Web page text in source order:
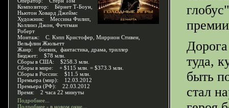
Композитор: Бёрнет Т-Боун,
Ньютон Ховард Джеймс
Художник: Мессина Филип,
Коллинз Джон, Фечтман
Роберт
Монтаж: С. Кэпп Кристофер, Миррион Стивен,
Вельфлин Жюльетт
Жанр: боевик, фантастика, драма, триллер
Бюджет: $78 млн.
Сборы в США: $258.3 млн.
Сборы в мире: + $115 млн. = $373.3 млн.
Сборы в России: $11.5 млн.
Премьера (мир): 12.03.2012
Премьера (РФ): 22.03.2012
Время: 2 часа 22 минуты
Подробнее...
Подробнее - в новом окне...
туда,
быть
стал